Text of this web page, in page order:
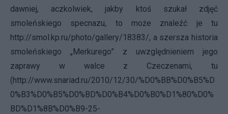
dawniej, aczkolwiek, jakby ktoś szukał zdjęć
smoleńskiego specnazu, to może znaleźć je tu
http://smol.kp.ru/photo/gallery/18383/, a szersza historia
smoleńskiego „Merkurego” z uwzględnieniem jego
zaprawy w walce z Czeczenami, tu
(http://www.snariad.ru/2010/12/30/%D0%BB%D0%B5%D
0%B3%D0%B5%D0%BD%D0%B4%D0%B0%D1%80%D0%
BD%D1%8B%D0%B9-25-